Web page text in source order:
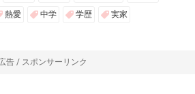
熱愛 中学 学歴 実家
告 / スポンサーリンク